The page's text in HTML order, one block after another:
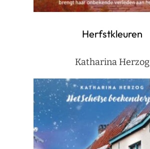
Herfstkleuren
Katharina Herzog